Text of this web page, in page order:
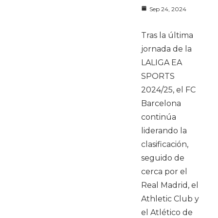
Sep 24, 2024
Tras la última
jornada de la
LALIGA EA
SPORTS
2024/25, el FC
Barcelona
continúa
liderando la
clasificación,
seguido de
cerca por el
Real Madrid, el
Athletic Club y
el Atlético de